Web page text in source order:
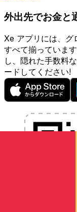
外出先でお金と
Xe アプリには、グ
すべて揃っていま
し、隠れた手数料
ードしてください!